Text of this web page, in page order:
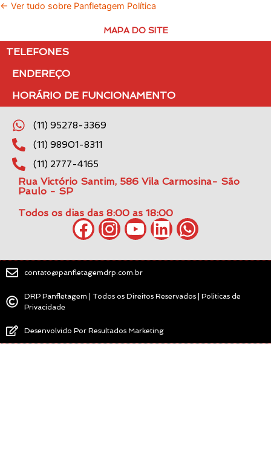
← Ver tudo sobre Panfletagem Política
MAPA DO SITE
TELEFONES
ENDEREÇO
HORÁRIO DE FUNCIONAMENTO
(11) 95278-3369
(11) 98901-8311
(11) 2777-4165
Rua Victório Santim, 586 Vila Carmosina- São
Paulo - SP
Todos os dias das 8:00 as 18:00
contato@panfletagemdrp.com.br
DRP Panfletagem | Todos os Direitos Reservados | Politicas de
Privacidade
Desenvolvido Por Resultados Marketing